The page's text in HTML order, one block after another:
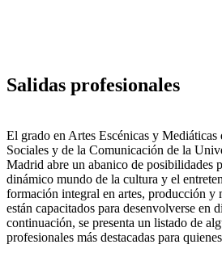
Salidas profesionales
El grado en Artes Escénicas y Mediáticas
Sociales y de la Comunicación de la
Madrid abre un abanico de posibilidades
dinámico mundo de la cultura y el
formación integral en artes, producción y
están capacitados para desenvolverse en
continuación, se presenta un listado de
profesionales más destacadas para